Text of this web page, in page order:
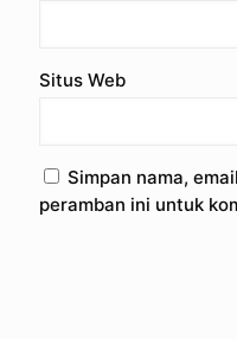
Situs Web
Simpan nama,
peramban ini untuk